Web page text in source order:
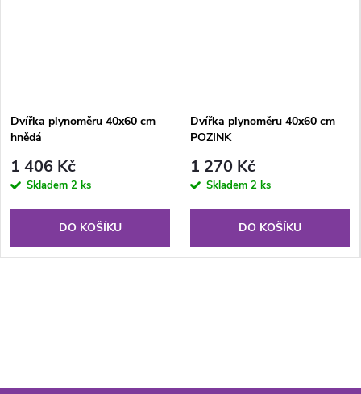
Dvířka plynoměru 40x60 cm
hnědá
1 406 Kč
Skladem 2 ks
DO KOŠÍKU
Dvířka plynoměru 40x60 cm
POZINK
1 270 Kč
Skladem 2 ks
DO KOŠÍKU